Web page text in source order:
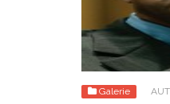
Galerie